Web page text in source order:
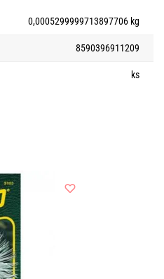
0,0005299999713897706 kg
8590396911209
ks